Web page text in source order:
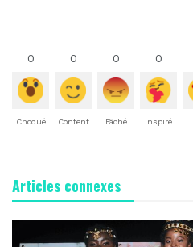
0
Choqué
0
Content
0
Fâché
0
Inspiré
Articles connexes